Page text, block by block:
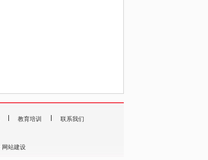
教育培训 联系我们
网站建设